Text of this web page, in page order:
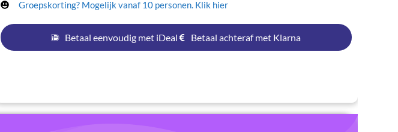
Groepskorting? Mogelijk vanaf 10 personen. Klik hier
Betaal eenvoudig met iDeal Betaal achteraf met Klarna